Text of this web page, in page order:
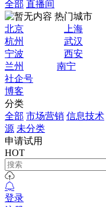
全部 直播间
热门城市
北京
上海
杭州
武汉
宁波
西安
兰州
南宁
社企号
博客
分类
全部 市场营销 信息技术
源 未分类
申请试用
HOT
登录